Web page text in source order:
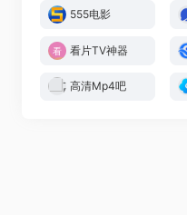
555电影
看片TV神器
高清Mp4吧